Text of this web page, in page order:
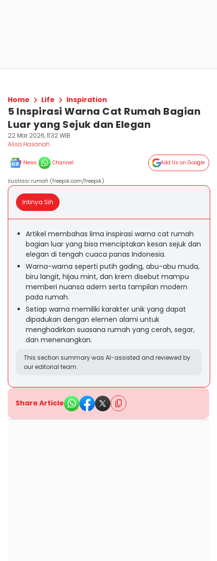
Home Life Inspiration
5 Inspirasi Warna Cat Rumah Bagian
Luar yang Sejuk dan Elegan
22 Mar 2026, 11:32 WIB
Alisa Hasanah
News Channel Add Us on Google
ilustrasi rumah (freepik.com/freepik)
Intinya Sih
Artikel membahas lima inspirasi warna cat rumah
bagian luar yang bisa menciptakan kesan sejuk dan
elegan di tengah cuaca panas Indonesia.
Warna-warna seperti putih gading, abu-abu muda,
biru langit, hijau mint, dan krem disebut mampu
memberi nuansa adem serta tampilan modern
pada rumah.
Setiap warna memiliki karakter unik yang dapat
dipadukan dengan elemen alami untuk
menghadirkan suasana rumah yang cerah, segar,
dan menenangkan.
This section summary was AI-assisted and reviewed by
our editorial team.
Share Article